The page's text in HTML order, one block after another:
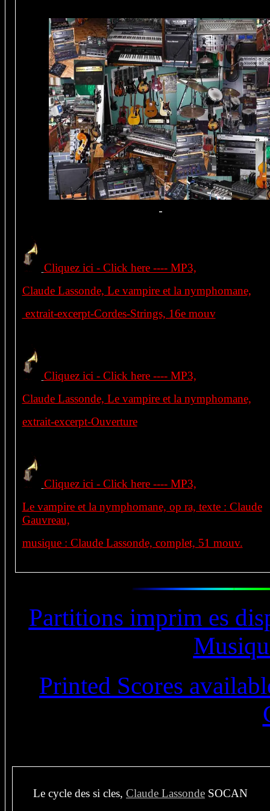
Cliquez ici - Click here ---- MP3,
Claude Lassonde, Le vampire et la nymphomane,
extrait-excerpt-Cordes-Strings, 16e mouv
Cliquez ici - Click here ---- MP3,
Claude Lassonde, Le vampire et la nymphomane,
extrait-excerpt-Ouverture
Cliquez ici - Click here ---- MP3,
Le vampire et la nymphomane, op ra, texte : Claude
Gauvreau,
musique : Claude Lassonde, complet, 51 mouv.
Partitions imprim es
Printed Scores
Le cycle des si cles, Claude Lassonde SOCAN